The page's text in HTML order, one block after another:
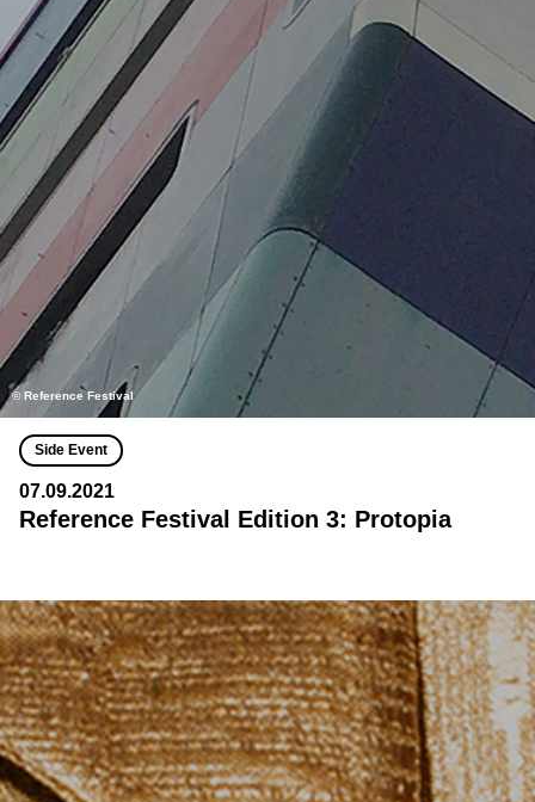
© Reference Festival
Side Event
07.09.2021
Reference Festival Edition 3: Protopia